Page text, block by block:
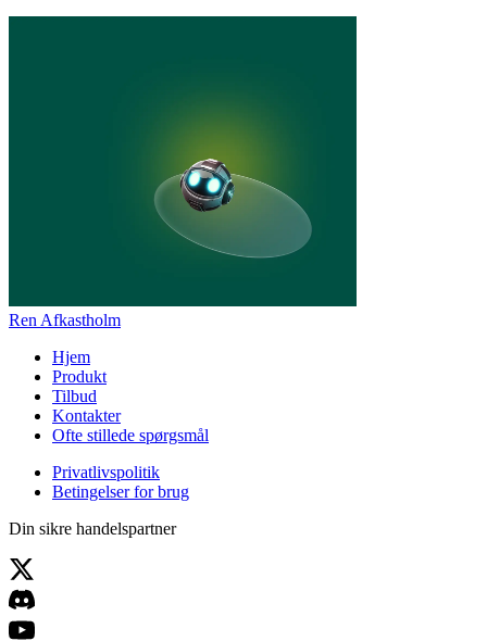
Ren Afkastholm
Hjem
Produkt
Tilbud
Kontakter
Ofte stillede spørgsmål
Privatlivspolitik
Betingelser for brug
Din sikre handelspartner